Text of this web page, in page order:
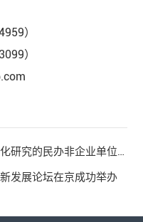
）
）
发展论坛在京成功举办